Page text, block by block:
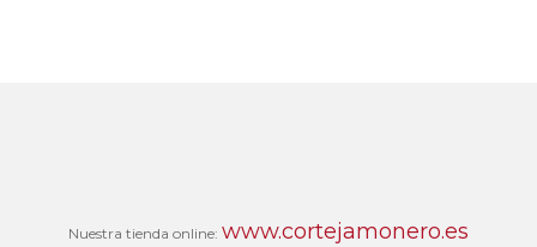
Nuestra tienda online: www.cortejamonero.es